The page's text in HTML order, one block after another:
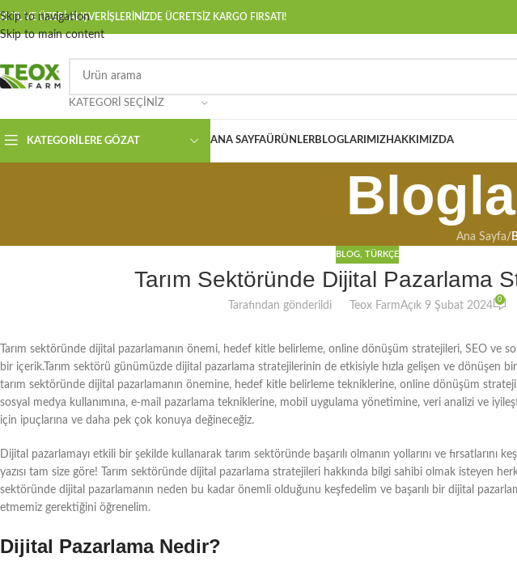
Skip to navigation
Skip to main content
TL VE ÜZERİ ALIŞVERİŞLERİNİZDE ÜCRETSİZ KARGO FIRSATI!
KATEGORI SEÇINIZ
KATEGORILERE GÖZAT ANA SAYFAÜRÜNLERBLOGLARIMIZHAKKIMIZDA
Ana Sayfa/
BLOG ,TÜRKÇE
Tarım Sektöründe Dijital Pazarlama
Tarafından gönderildi Teox FarmAçık 9 Şubat 2024
0
Tarım sektöründe dijital pazarlamanın önemi, hedef kitle belirleme, online dönüşüm stratejileri, SEO ve
bir içerik.Tarım sektörü günümüzde dijital pazarlama stratejilerinin de etkisiyle hızla gelişen ve dönüşen
tarım sektöründe dijital pazarlamanın önemine, hedef kitle belirleme tekniklerine, online dönüşüm
sosyal medya kullanımına, e-mail pazarlama tekniklerine, mobil uygulama yönetimine, veri analizi ve
için ipuçlarına ve daha pek çok konuya değineceğiz.
Dijital pazarlamayı etkili bir şekilde kullanarak tarım sektöründe başarılı olmanın yollarını ve fırsatlarını
yazısı tam size göre! Tarım sektöründe dijital pazarlama stratejileri hakkında bilgi sahibi olmak isteyen
sektöründe dijital pazarlamanın neden bu kadar önemli olduğunu keşfedelim ve başarılı bir dijital
etmemiz gerektiğini öğrenelim.
Dijital Pazarlama Nedir?